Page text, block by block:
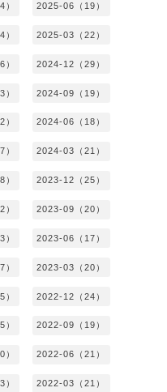
2025-06（19）
2025-03（22）
2024-12（29）
2024-09（19）
2024-06（18）
2024-03（21）
2023-12（25）
2023-09（20）
2023-06（17）
2023-03（20）
2022-12（24）
2022-09（19）
2022-06（21）
2022-03（21）